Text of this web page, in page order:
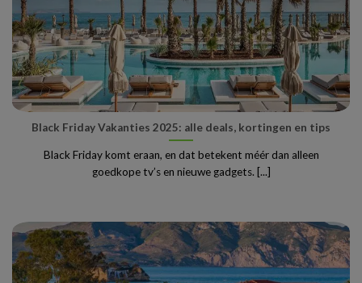
Black Friday Vakanties 2025: alle deals, kortingen en tips
Black Friday komt eraan, en dat betekent méér dan alleen
goedkope tv’s en nieuwe gadgets. [...]